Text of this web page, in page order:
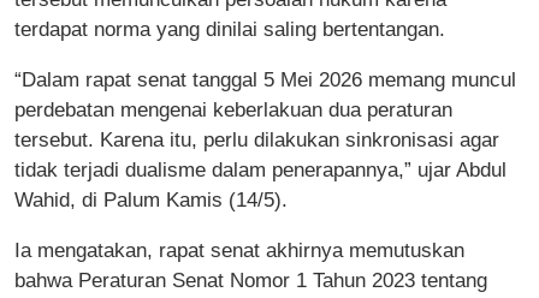
terdapat norma yang dinilai saling bertentangan.
“Dalam rapat senat tanggal 5 Mei 2026 memang muncul
perdebatan mengenai keberlakuan dua peraturan
tersebut. Karena itu, perlu dilakukan sinkronisasi agar
tidak terjadi dualisme dalam penerapannya,” ujar Abdul
Wahid, di Palum Kamis (14/5).
Ia mengatakan, rapat senat akhirnya memutuskan
bahwa Peraturan Senat Nomor 1 Tahun 2023 tentang